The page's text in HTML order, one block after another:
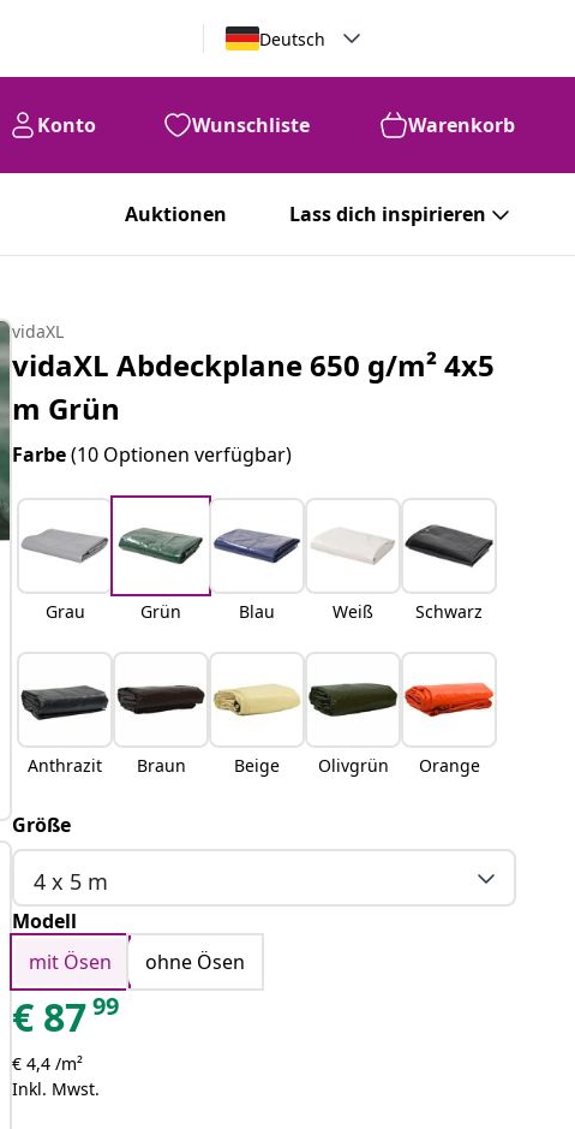
Deutsch
Konto Wunschliste Warenkorb
Auktionen Lass dich inspirieren
vidaXL
vidaXL Abdeckplane 650 g/m² 4x5
m Grün
Farbe(10 Optionen verfügbar)
Grau Grün Blau Weiß Schwarz
Anthrazit Braun Beige Olivgrün Orange
Größe
4 x 5 m
Modell
mit Ösen
ohne Ösen
€ 8799
€ 4,4 /m²
Inkl. Mwst.